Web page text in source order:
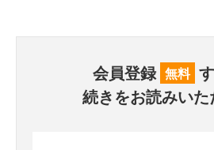
会員登録 無料
続きをお読みい